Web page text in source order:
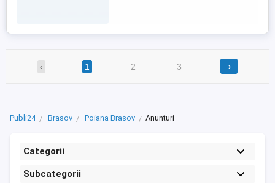
‹ 1 2 3 ›
Publi24 Brasov Poiana Brasov Anunturi
Categorii
Subcategorii